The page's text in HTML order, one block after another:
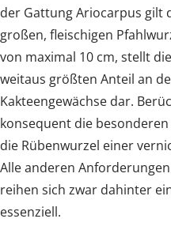
der Gattung Ariocarpus gilt
großen, fleischigen
von maximal 10 cm, stellt
weitaus größten Anteil an
Kakteengewächse dar.
konsequent die
die Rübenwurzel einer
Alle anderen
reihen sich zwar dahinter
essenziell.